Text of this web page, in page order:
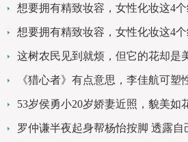
想要拥有精致妆容，女性化妆这4
想要拥有精致妆容，女性化妆这4
这树农民见到就烦，但它的花却是
《猎心者》有点意思，李佳航可塑
53岁侯勇小20岁娇妻近照，貌美如
罗仲谦半夜起身帮杨怡按脚 透露